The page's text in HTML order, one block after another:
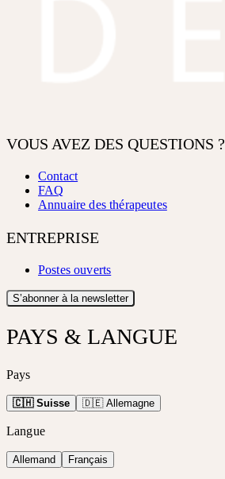
VOUS AVEZ DES QUESTIONS ?
Contact
FAQ
Annuaire des thérapeutes
ENTREPRISE
Postes ouverts
S’abonner à la newsletter
PAYS & LANGUE
Pays
🇨🇭 Suisse 🇩🇪 Allemagne
Langue
Allemand Français